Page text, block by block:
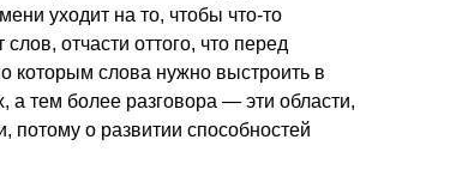
уходит на то, чтобы что-то
отчасти оттого, что перед
которым слова нужно выстроить в
а тем более разговора — эти области,
потому о развитии способностей